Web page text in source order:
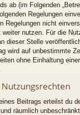
ab (im Folgenden
Regelungen
Regelungen nicht
nutzen. Für die
dieser Stelle
wird auf unbestimmte
ohne Einhaltung
Beitrags erteilst du
räumlich